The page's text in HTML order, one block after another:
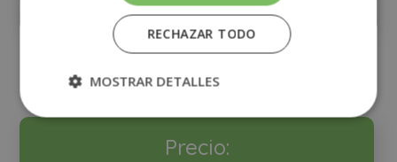
Matricúlate:
Precio:
RECHAZAR TODO
MOSTRAR DETALLES